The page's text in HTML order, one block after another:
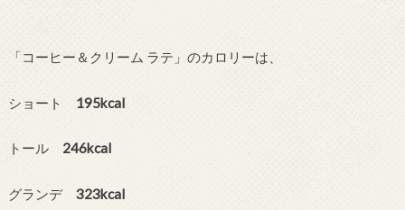
「コーヒー＆クリーム ラテ」のカロリーは、
ショート 195kcal
トール 246kcal
グランデ 323kcal